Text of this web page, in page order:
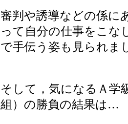
審判や誘導などの係に
って自分の仕事をこな
で手伝う姿も見られま
そして，気になるＡ学
組）の勝負の結果は…